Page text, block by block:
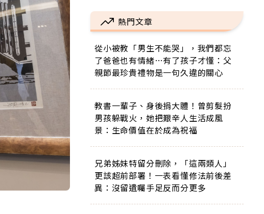
熱門文章
從小被教「男生不能哭」，我們都忘
了爸爸也有情緒…有了孩子才懂：父
親節最珍貴禮物是一句久違的關心
教書一輩子、身後捐大體！曾剪髮扮
男孩躲戰火，她把艱辛人生活成風
景：生命價值在於成為祝福
兄弟姊妹特留分刪除，「這兩類人」
更該超前部署！一表看懂修法前後差
異：沒留遺囑手足反而分更多